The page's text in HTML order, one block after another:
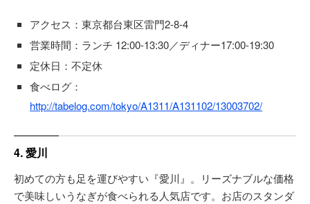
アクセス：東京都台東区雷門2-8-4
営業時間：ランチ 12:00-13:30／ディナー17:00-19:30
定休日：不定休
食べログ：
http://tabelog.com/tokyo/A1311/A131102/13003702/
4. 愛川
初めての方も足を運びやすい『愛川』。リーズナブルな価格
で美味しいうなぎが食べられる人気店です。お店のスタンダ